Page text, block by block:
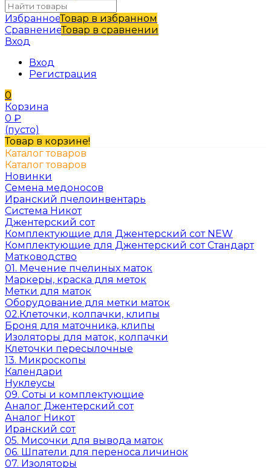
ИзбранноеТовар в избранном
СравнениеТовар в сравнении
Вход
Вход
Регистрация
0
Корзина
0 ₽
(пусто)
Товар в корзине!
Каталог товаров
Каталог товаров
Новинки
Семена медоносов
Иранский пчелоинвентарь
Система Никот
Джентерский сот
Комплектующие для Джентерский сот NEW
Комплектующие для Джентерский сот Стандарт
Матководство
01. Мечение пчелиных маток
Маркеры, краска для меток
Метки для маток
Оборудование для метки маток
02.Клеточки, колпачки, клипы
Броня для маточника, клипы
Изоляторы для маток, колпачки
Клеточки пересылочные
13. Микроскопы
Календари
Нуклеусы
09. Соты и комплектующие
Аналог Джентерский сот
Аналог Никот
Иранский сот
05. Мисочки для вывода маток
06. Шпатели для переноса личинок
07. Изоляторы